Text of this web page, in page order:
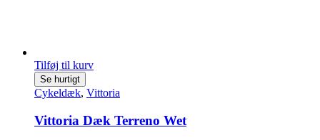
Tilføj til kurv
Se hurtigt
Cykeldæk, Vittoria
Vittoria Dæk Terreno Wet